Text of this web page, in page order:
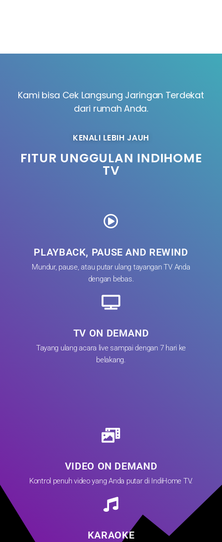
Kami bisa Cek Langsung Jaringan Terdekat
dari rumah Anda.
KENALI LEBIH JAUH
FITUR UNGGULAN INDIHOME
TV
PLAYBACK, PAUSE AND REWIND
Mundur, pause, atau putar ulang tayangan TV Anda
dengan bebas.
TV ON DEMAND
Tayang ulang acara live sampai dengan 7 hari ke
belakang.
VIDEO ON DEMAND
Kontrol penuh video yang Anda putar di IndiHome TV.
KARAOKE